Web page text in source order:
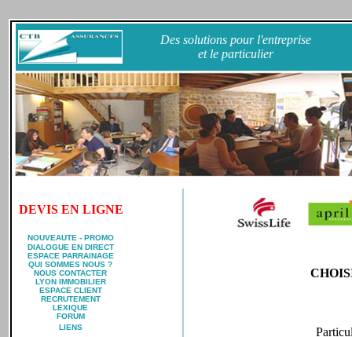
Des solutions pour l'entreprise
et le particulier
DEVIS EN LIGNE
NOUVEAUTE - PROMO
DIALOGUE EN DIRECT
ESPACE PARRAINAGE
QUI SOMMES NOUS ?
NOUS CONTACTER
LYON IMMOBILIER
ESPACE CLIENT
RECRUTEMENT
LEXIQUE
FORUM
LIENS